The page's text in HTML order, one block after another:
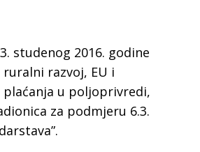
studenog 2016. godine
razvoj, EU i
u poljoprivredi,
za podmjeru 6.3.